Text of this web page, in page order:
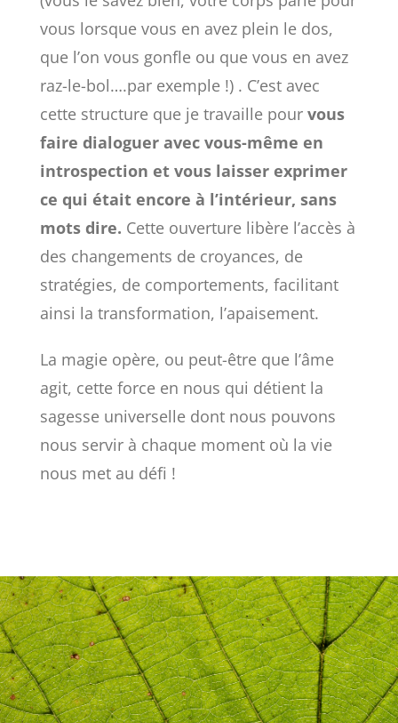
vous lorsque vous en avez plein le dos,
que l’on vous gonfle ou que vous en avez
raz-le-bol….par exemple !) . C’est avec
cette structure que je travaille pour vous
faire dialoguer avec vous-même en
introspection et vous laisser exprimer
ce qui était encore à l’intérieur, sans
mots dire. Cette ouverture libère l’accès à
des changements de croyances, de
stratégies, de comportements, facilitant
ainsi la transformation, l’apaisement.
La magie opère, ou peut-être que l’âme
agit, cette force en nous qui détient la
sagesse universelle dont nous pouvons
nous servir à chaque moment où la vie
nous met au défi !